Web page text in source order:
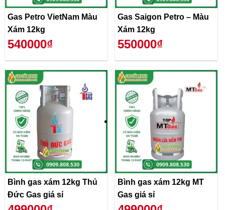
Gas Petro VietNam Màu
Xám 12kg
540000₫
Gas Saigon Petro – Màu
Xám 12kg
550000₫
Bình gas xám 12kg Thủ
Đức Gas giá sỉ
Bình gas xám 12kg MT
Gas giá sỉ